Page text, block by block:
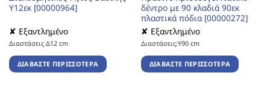
Υ12εκ [00000964]
✘ Εξαντλημένο
Διαστάσεις Δ12 cm
ΔΙΑΒΆΣΤΕ ΠΕΡΙΣΣΌΤΕΡΑ
δέντρο με 90 κλαδιά 90εκ
πλαστικά πόδια [00000272]
✘ Εξαντλημένο
Διαστάσεις:Υ90 cm
ΔΙΑΒΆΣΤΕ ΠΕΡΙΣΣΌΤΕΡΑ